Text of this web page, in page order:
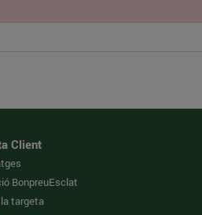
Client
BonpreuEsclat
targeta